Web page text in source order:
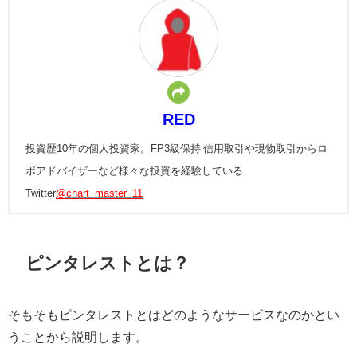
RED
投資歴10年の個人投資家。FP3級保持 信用取引や現物取引からロ
ボアドバイザーなど様々な投資を経験している
Twitter@chart_master_11
ピンタレストとは？
そもそもピンタレストとはどのようなサービスなのかとい
うことから説明します。